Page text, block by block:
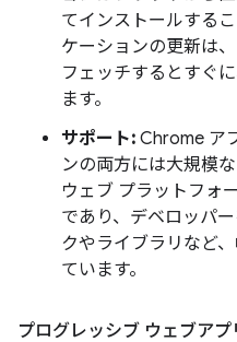
てインストールする
ケーションの更新は
フェッチするとすぐ
ます。
サポート: Chrome ア
ンの両方には大規模
ウェブ プラットフォ
であり、デベロッパ
クやライブラリなど
ています。
プログレッシブ ウェブアプ